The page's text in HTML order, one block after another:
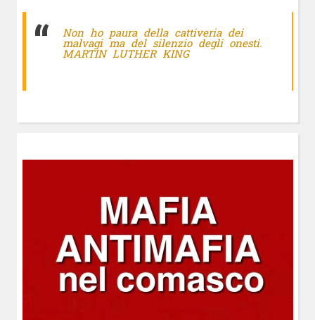
Non ho paura della cattiveria dei
malvagi ma del silenzio degli onesti.
MARTIN LUTHER KING